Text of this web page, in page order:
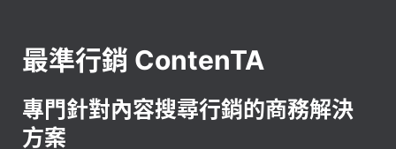
最準行銷 ContenTA
專門針對內容搜尋行銷的商務解決
方案